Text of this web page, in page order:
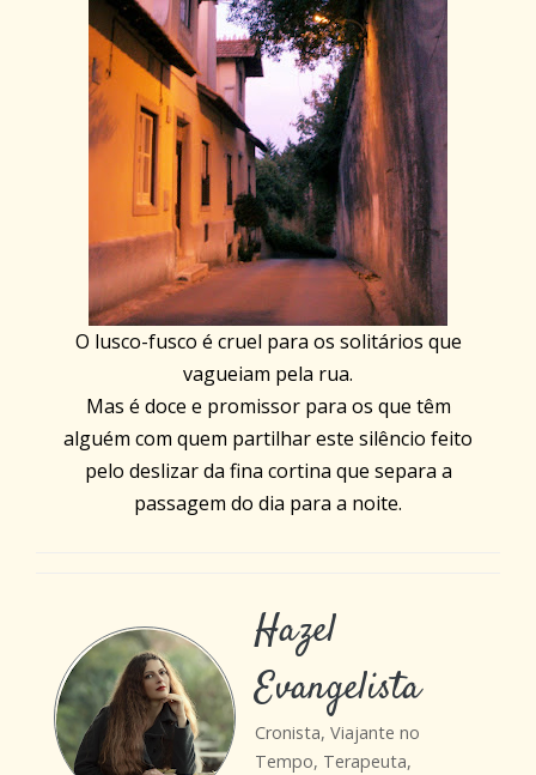
O lusco-fusco é cruel para os solitários que
vagueiam pela rua.
Mas é doce e promissor para os que têm
alguém com quem partilhar este silêncio feito
pelo deslizar da fina cortina que separa a
passagem do dia para a noite.
Hazel
Evangelista
Cronista, Viajante no
Tempo, Terapeuta,